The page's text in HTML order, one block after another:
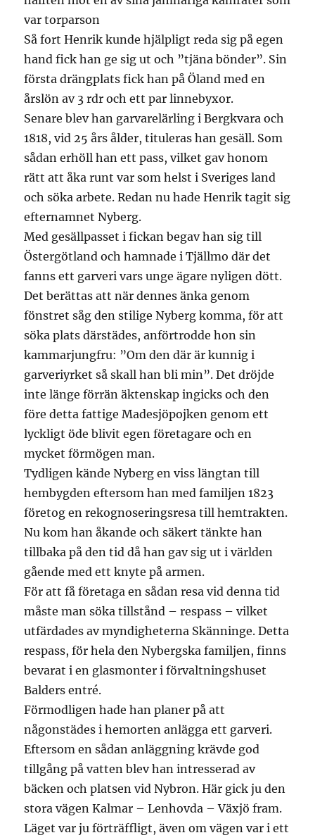
var torparson
Så fort Henrik kunde hjälpligt reda sig på egen
hand fick han ge sig ut och ”tjäna bönder”. Sin
första drängplats fick han på Öland med en
årslön av 3 rdr och ett par linnebyxor.
Senare blev han garvarelärling i Bergkvara och
1818, vid 25 års ålder, tituleras han gesäll. Som
sådan erhöll han ett pass, vilket gav honom
rätt att åka runt var som helst i Sveriges land
och söka arbete. Redan nu hade Henrik tagit sig
efternamnet Nyberg.
Med gesällpasset i fickan begav han sig till
Östergötland och hamnade i Tjällmo där det
fanns ett garveri vars unge ägare nyligen dött.
Det berättas att när dennes änka genom
fönstret såg den stilige Nyberg komma, för att
söka plats därstädes, anförtrodde hon sin
kammarjungfru: ”Om den där är kunnig i
garveriyrket så skall han bli min”. Det dröjde
inte länge förrän äktenskap ingicks och den
före detta fattige Madesjöpojken genom ett
lyckligt öde blivit egen företagare och en
mycket förmögen man.
Tydligen kände Nyberg en viss längtan till
hembygden eftersom han med familjen 1823
företog en rekognoseringsresa till hemtrakten.
Nu kom han åkande och säkert tänkte han
tillbaka på den tid då han gav sig ut i världen
gående med ett knyte på armen.
För att få företaga en sådan resa vid denna tid
måste man söka tillstånd – respass – vilket
utfärdades av myndigheterna Skänninge. Detta
respass, för hela den Nybergska familjen, finns
bevarat i en glasmonter i förvaltningshuset
Balders entré.
Förmodligen hade han planer på att
någonstädes i hemorten anlägga ett garveri.
Eftersom en sådan anläggning krävde god
tillgång på vatten blev han intresserad av
bäcken och platsen vid Nybron. Här gick ju den
stora vägen Kalmar – Lenhovda – Växjö fram.
Läget var ju förträffligt, även om vägen var i ett